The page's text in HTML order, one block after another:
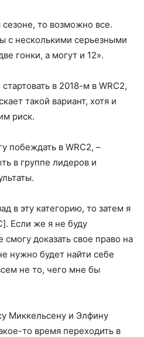
то возможно все.
с несколькими серьезными
гонки, а могут и 12».
в 2018-м в WRC2,
такой вариант, хотя и
риск.
побеждать в WRC2, –
в группе лидеров и
в эту категорию, то затем я
Если же я не буду
смогу доказать свое право на
нужно будет найти себе
не то, чего мне бы
Миккельсену и Элфину
то время переходить в